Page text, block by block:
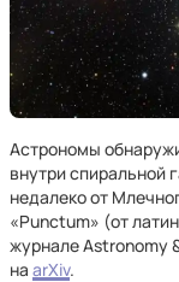
Астрономы
внутри спиральной
недалеко от
«Punctum» (от
журнале Astronomy
на arXiv.